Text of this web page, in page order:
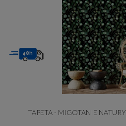
TAPETA - MIGOTANIE NATURY
48h